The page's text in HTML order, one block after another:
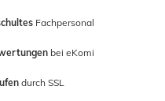
Fachpersonal
bei eKomi
durch SSL